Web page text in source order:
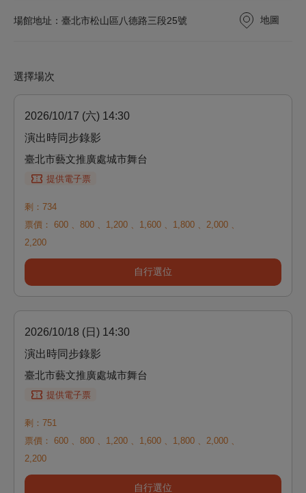
場館地址：臺北市松山區八德路三段25號 地圖
選擇場次
2026/10/17 (六) 14:30
演出時同步錄影
臺北市藝文推廣處城市舞台
提供電子票
剩：734
票價：
600 、 800 、 1,200 、 1,600 、 1,800 、 2,000 、
2,200
自行選位
2026/10/18 (日) 14:30
演出時同步錄影
臺北市藝文推廣處城市舞台
提供電子票
剩：751
票價：
600 、 800 、 1,200 、 1,600 、 1,800 、 2,000 、
2,200
自行選位